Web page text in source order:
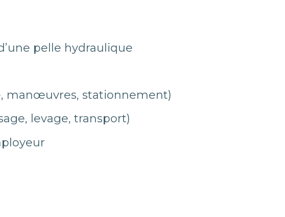
pelle hydraulique
manœuvres, stationnement)
levage, transport)